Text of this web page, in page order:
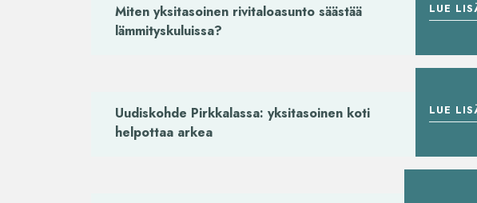
Miten yksitasoinen rivitaloasunto säästää
lämmityskuluissa?
LUE
Uudiskohde Pirkkalassa: yksitasoinen koti
helpottaa arkea
LUE